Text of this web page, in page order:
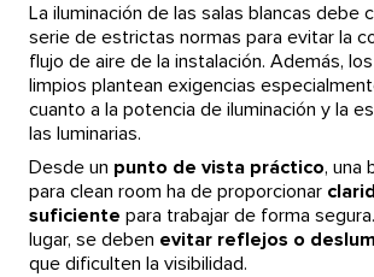
La iluminación de las salas blancas debe
serie de estrictas normas para evitar la
flujo de aire de la instalación. Además,
limpios plantean exigencias
cuanto a la potencia de iluminación y la
las luminarias.
Desde un punto de vista práctico, una
para clean room ha de proporcionar
suficiente para trabajar de forma
lugar, se deben evitar reflejos o
que dificulten la visibilidad.